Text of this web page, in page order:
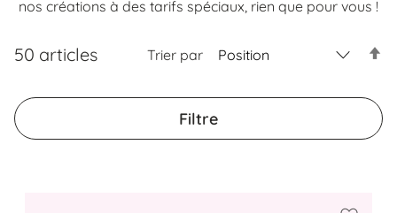
nos créations à des tarifs spéciaux, rien que pour vous !
50 articles Trier par
Par
Filtre